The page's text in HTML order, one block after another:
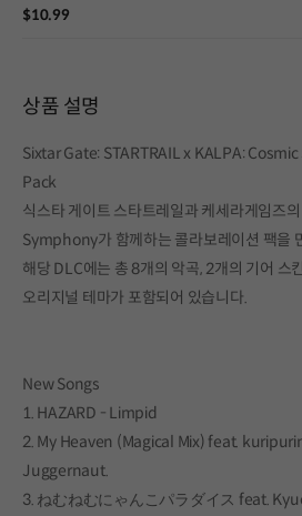
$10.99
상품 설명
Sixtar Gate: STARTRAIL x KALPA:
Pack
식스타 게이트 스타트레일과 케세라게임즈
Symphony가 함께하는 콜라보레이션 팩을
해당 DLC에는 총 8개의 악곡, 2개의 기어 스
오리지널 테마가 포함되어 있습니다.
New Songs
1. HAZARD - Limpid
2. My Heaven (Magical Mix) feat.
Juggernaut.
3. ねむねむにゃんこパラダイス feat.